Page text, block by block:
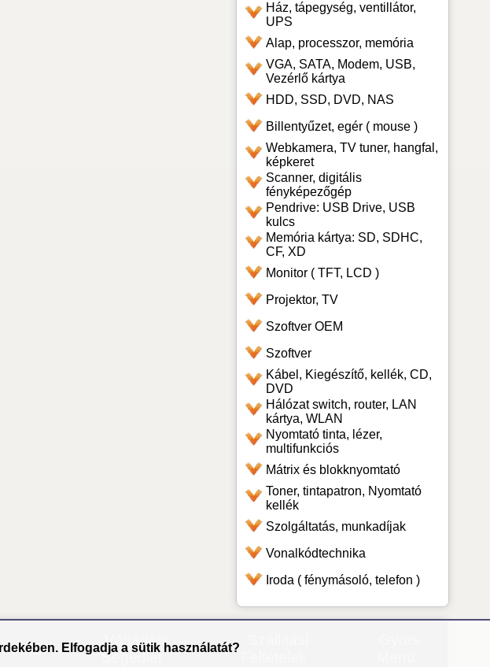
Ház, tápegység, ventillátor,
UPS
Alap, processzor, memória
VGA, SATA, Modem, USB,
Vezérlő kártya
HDD, SSD, DVD, NAS
Billentyűzet, egér ( mouse )
Webkamera, TV tuner, hangfal,
képkeret
Scanner, digitális
fényképezőgép
Pendrive: USB Drive, USB
kulcs
Memória kártya: SD, SDHC,
CF, XD
Monitor ( TFT, LCD )
Projektor, TV
Szoftver OEM
Szoftver
Kábel, Kiegészítő, kellék, CD,
DVD
Hálózat switch, router, LAN
kártya, WLAN
Nyomtató tinta, lézer,
multifunkciós
Mátrix és blokknyomtató
Toner, tintapatron, Nyomtató
kellék
Szolgáltatás, munkadíjak
Vonalkódtechnika
Iroda ( fénymásoló, telefon )
ÁSZF
Vásárlási
Segédlet
Elfogadja a sütik használatát?